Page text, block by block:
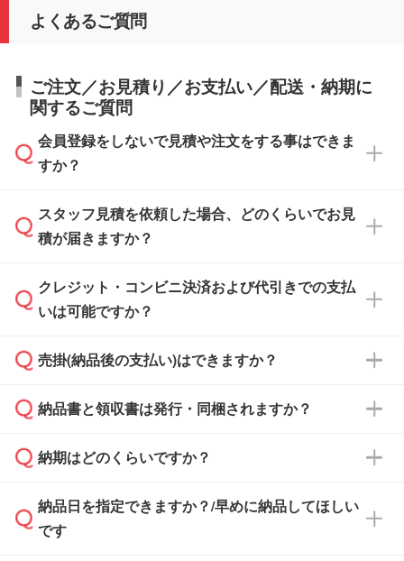
よくあるご質問
ご注文／お見積り／お支払い／配送・納期に
関するご質問
会員登録をしないで見積や注文をする事はできま
すか？
可能です。見積・注文フォームにて『ゲストの
まま進む』ボタンからお進みのうえ、ご依頼く
スタッフ見積を依頼した場合、どのくらいでお見
積が届きますか？
通常、翌営業日までにお送りしております。混
雑状況によっては、お時間をいただくこともご
依頼いただいた場合は、翌営業日以降のご連絡
クレジット・コンビニ決済および代引きでの支払
いは可能ですか？
銀行振込のみのご対応となります。
売掛(納品後の支払い)はできますか？
基本的には先入金をお願いしておりますが、自
どの場合は、月末締め翌月末払いに対応可能で
また、卒業・卒園記念品で対策委員会や個人様
納品書と領収書は発行・同梱されますか？
納品書・領収書は ご依頼をいただいた場合の
ず、通常はPDFデータをメール添付でお送りし
ます。
納期はどのくらいですか？
・印刷する場合(500個程度)
ご入金、イメージ画像の校了から約2週間～2
納品日を指定できますか？/早めに納品してほしい
です